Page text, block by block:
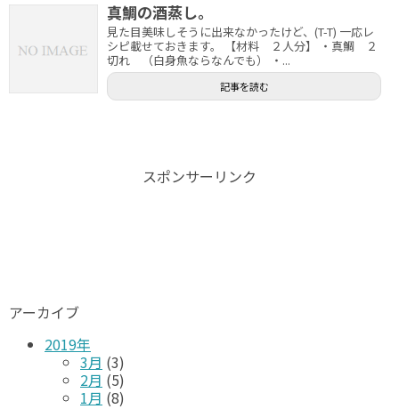
真鯛の酒蒸し。
見た目美味しそうに出来なかったけど、(T-T) 一応レ
シピ載せておきます。 【材料 ２人分】 ・真鯛 ２
切れ （白身魚ならなんでも） ・...
記事を読む
スポンサーリンク
アーカイブ
2019年
3月 (3)
2月 (5)
1月 (8)